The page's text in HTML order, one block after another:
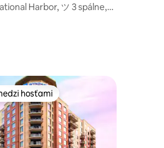
ツ 3 spálne,
hosťami
hosťami